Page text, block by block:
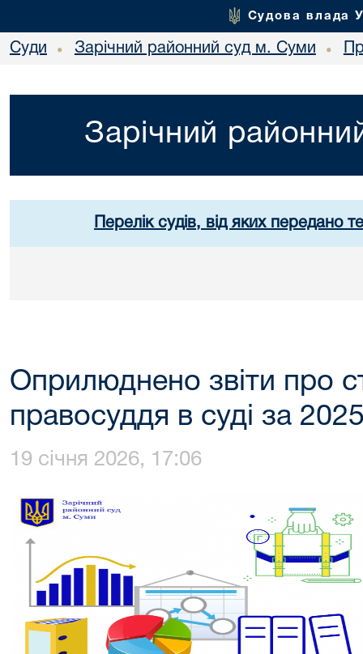
Судова влада
Суди • Зарічний районний суд м. Суми •
Зарічний
Перелік судів, від яких передано
Оприлюднено звіти про
правосуддя в суді за
19 січня 2026, 17:06